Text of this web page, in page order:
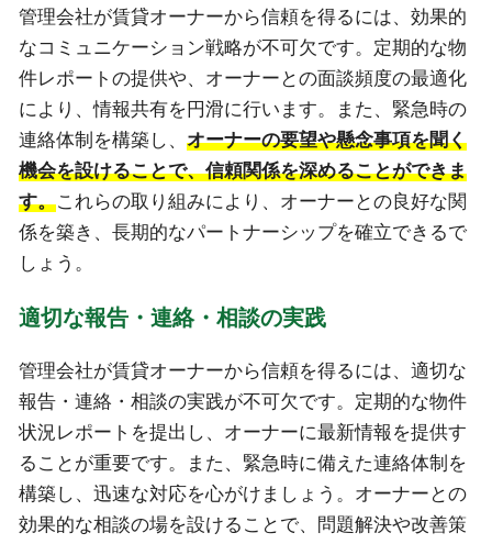
管理会社が賃貸オーナーから信頼を得るには、効果的
なコミュニケーション戦略が不可欠です。定期的な物
件レポートの提供や、オーナーとの面談頻度の最適化
により、情報共有を円滑に行います。また、緊急時の
連絡体制を構築し、 オーナーの要望や懸念事項を聞く
機会を設けることで、信頼関係を深めることができま
す。これらの取り組みにより、オーナーとの良好な関
係を築き、長期的なパートナーシップを確立できるで
しょう。
適切な報告・連絡・相談の実践
管理会社が賃貸オーナーから信頼を得るには、適切な
報告・連絡・相談の実践が不可欠です。定期的な物件
状況レポートを提出し、オーナーに最新情報を提供す
ることが重要です。また、緊急時に備えた連絡体制を
構築し、迅速な対応を心がけましょう。オーナーとの
効果的な相談の場を設けることで、問題解決や改善策